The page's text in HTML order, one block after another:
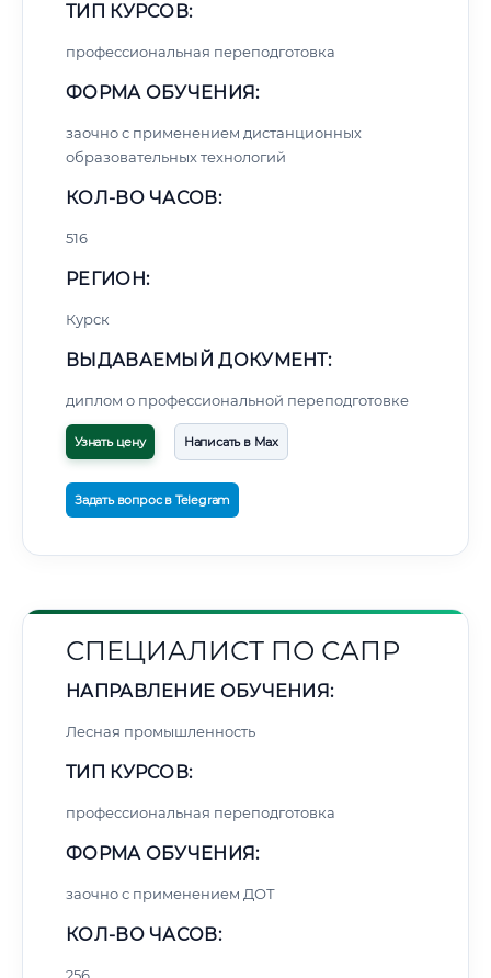
ТИП КУРСОВ:
профессиональная переподготовка
ФОРМА ОБУЧЕНИЯ:
заочно с применением дистанционных
образовательных технологий
КОЛ-ВО ЧАСОВ:
516
РЕГИОН:
Курск
ВЫДАВАЕМЫЙ ДОКУМЕНТ:
диплом о профессиональной переподготовке
Узнать цену Написать в Max
Задать вопрос в Telegram
СПЕЦИАЛИСТ ПО САПР
НАПРАВЛЕНИЕ ОБУЧЕНИЯ:
Лесная промышленность
ТИП КУРСОВ:
профессиональная переподготовка
ФОРМА ОБУЧЕНИЯ:
заочно с применением ДОТ
КОЛ-ВО ЧАСОВ: